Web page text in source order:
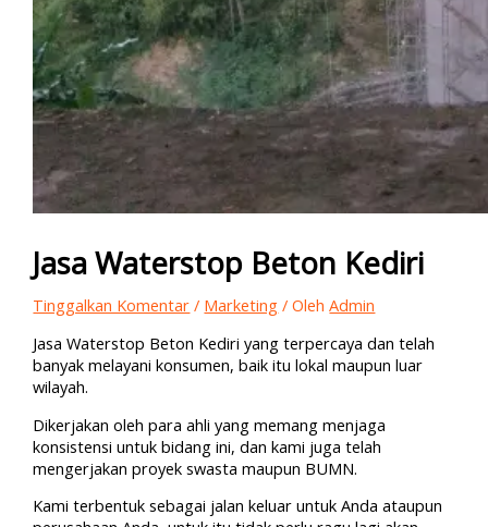
Jasa Waterstop Beton Kediri
Tinggalkan Komentar / Marketing / OlehAdmin
Jasa Waterstop Beton Kediri yang terpercaya dan telah
banyak melayani konsumen, baik itu lokal maupun luar
wilayah.
Dikerjakan oleh para ahli yang memang menjaga
konsistensi untuk bidang ini, dan kami juga telah
mengerjakan proyek swasta maupun BUMN.
Kami terbentuk sebagai jalan keluar untuk Anda ataupun